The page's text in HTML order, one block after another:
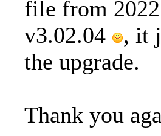
file from
v3.02.04
, it
the upgrade.
Thank you